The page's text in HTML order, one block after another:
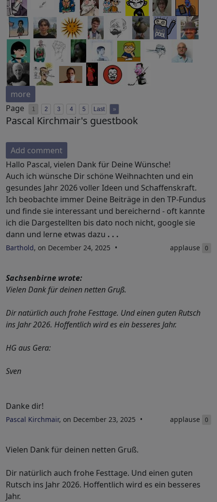
more
Page
1 2 3 4 5 Last »
Pascal Kirchmair's guestbook
Add comment
Hallo Pascal, vielen Dank für Deine Wünsche!
Auch ich wünsche Dir schöne Weihnachten und ein
gesundes Jahr 2026 voller Ideen und Schaffenskraft.
Ich beobachte immer Deine Beiträge in den TP-Fundus
und finde sie interessant und bereichernd - oft kannte
ich die Dargestellten bis dato noch nicht, google sie
dann und lerne etwas dazu . . .
Barthold, on December 24, 2025 applause 0
Sachsenbirne wrote:
Vielen Dank für deinen netten Gruß.
Dir natürlich auch frohe Festtage. Und einen guten Rutsch
ins Jahr 2026. Hoffentlich wird es ein besseres Jahr.
HG aus Gera:
Sven
Danke dir!
Pascal Kirchmair, on December 23, 2025 applause 0
Vielen Dank für deinen netten Gruß.
Dir natürlich auch frohe Festtage. Und einen guten
Rutsch ins Jahr 2026. Hoffentlich wird es ein besseres
Jahr.